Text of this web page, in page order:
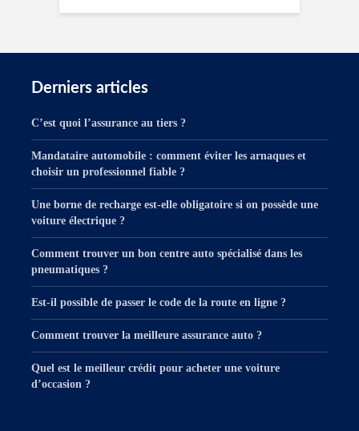
Derniers articles
C’est quoi l’assurance au tiers ?
Mandataire automobile : comment éviter les arnaques et
choisir un professionnel fiable ?
Une borne de recharge est-elle obligatoire si on possède une
voiture électrique ?
Comment trouver un bon centre auto spécialisé dans les
pneumatiques ?
Est-il possible de passer le code de la route en ligne ?
Comment trouver la meilleure assurance auto ?
Quel est le meilleur crédit pour acheter une voiture
d’occasion ?